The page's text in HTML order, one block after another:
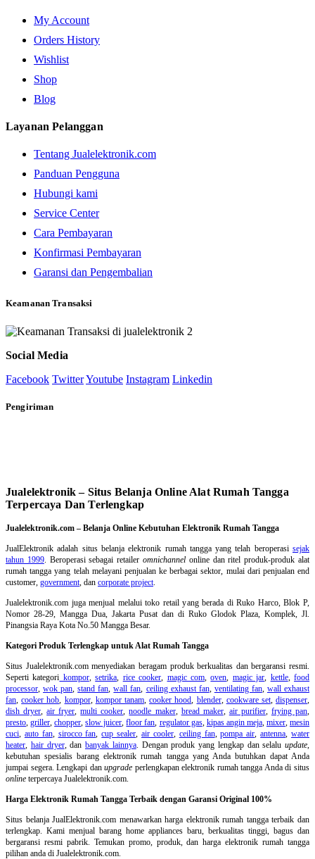
My Account
Orders History
Wishlist
Shop
Blog
Layanan Pelanggan
Tentang Jualelektronik.com
Panduan Pengguna
Hubungi kami
Service Center
Cara Pembayaran
Konfirmasi Pembayaran
Garansi dan Pengembalian
Keamanan Transaksi
Social Media
Facebook TwitterYoutube Instagram Linkedin
Pengiriman
Jualelektronik – Situs Belanja Online Alat Rumah Tangga
Terpercaya Dan Terlengkap
Jualelektronik.com – Belanja Online Kebutuhan Elektronik Rumah Tangga
JualElektronik adalah situs belanja elektronik rumah tanggayang telah beroperasisejak
tahun 1999. Beroperasi sebagai retaileromnichannel online dan ritel produk-produk alat
rumah tangga yang telah melayani penjualan ke berbagai sektor, mulai dari penjualan end
customer, government, dan corporate project.
Jualelektronik.com juga menjual melalui toko retail yang berada di Ruko Harco, Blok P,
Nomor 28-29, Mangga Dua, Jakarta Pusat dan di Ruko Glodok Plaza, Komplek, Jl.
Pinangsia Raya Kota No.50 Mangga Besar.
Kategori Produk Terlengkap untuk Alat Rumah Tangga
Situs Jualelektronik.com menyediakan beragam produk berkualitas dan bergaransi resmi.
Seperti kategori kompor,setrika, rice cooker, magic com,oven, magic jar, kettle,food
processor,wok pan,stand fan,wall fan, ceiling exhaust fan, ventilating fan, wall exhaust
fan,cooker hob, kompor, kompor tanam,cooker hood, blender, cookware set,dispenser,
dish dryer,air fryer,multi cooker,noodle maker, bread maker, air purifier, frying pan,
presto,griller,chopper,slow juicer,floor fan, regulator gas, kipas angin meja, mixer,mesin
cuci, auto fan, sirocco fan,cup sealer,air cooler, ceiling fan,pompa air,antenna,water
heater, hair dryer, dan banyak lainnya. Dengan produk yang lengkap dan selalu update,
kebutuhan spesialis barang elektronik rumah tangga yang Anda butuhkan dapat Anda
jumpai segera. Lengkapi danupgrade perlengkapan elektronik rumah tangga Anda di situs
online terpercaya Jualelektronik.com.
Harga Elektronik Rumah Tangga Terbaik dengan Garansi Original 100%
Situs belanjaJualElektronik.com menawarkan harga elektronik rumah tangga terbaik dan
terlengkap. Kami menjual barang home appliances baru, berkualitas tinggi, bagus dan
bergaransi resmi pabrik. Temukan promo, produk, dan harga elektronik rumah tangga
pilihan anda di Jualelektronik.com.